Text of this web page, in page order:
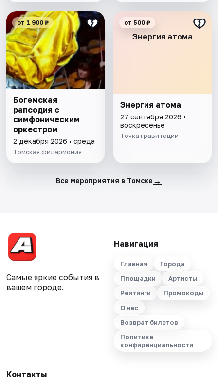
от 1 900 ₽
Богемская
рапсодия с
симфоническим
оркестром
2 декабря 2026 • среда
Томская филармония
Энергия атома
от 500 ₽
Энергия атома
27 сентября 2026 •
воскресенье
Точка гравитации
Все мероприятия в Томске →
Самые яркие события в
вашем городе.
Навигация
Главная
Города
Площадки
Артисты
Рейтинги
Промокоды
О нас
Возврат билетов
Политика
конфиденциальности
Контакты